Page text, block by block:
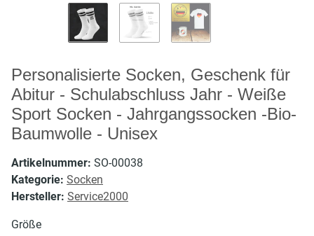
Personalisierte Socken, Geschenk für
Abitur - Schulabschluss Jahr - Weiße
Sport Socken - Jahrgangssocken -Bio-
Baumwolle - Unisex
Artikelnummer: SO-00038
Kategorie: Socken
Hersteller: Service2000
Größe